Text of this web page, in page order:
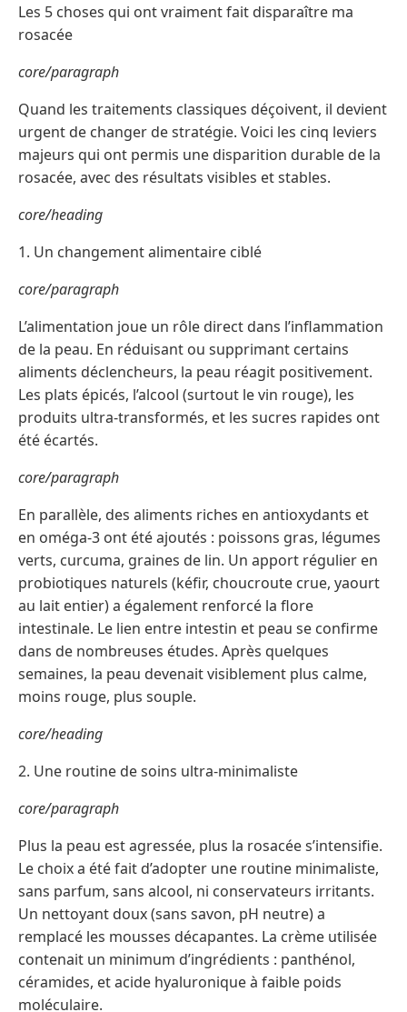
Les 5 choses qui ont vraiment fait disparaître ma
rosacée
core/paragraph
Quand les traitements classiques déçoivent, il devient
urgent de changer de stratégie. Voici les cinq leviers
majeurs qui ont permis une disparition durable de la
rosacée, avec des résultats visibles et stables.
core/heading
1. Un changement alimentaire ciblé
core/paragraph
L’alimentation joue un rôle direct dans l’inflammation
de la peau. En réduisant ou supprimant certains
aliments déclencheurs, la peau réagit positivement.
Les plats épicés, l’alcool (surtout le vin rouge), les
produits ultra-transformés, et les sucres rapides ont
été écartés.
core/paragraph
En parallèle, des aliments riches en antioxydants et
en oméga-3 ont été ajoutés : poissons gras, légumes
verts, curcuma, graines de lin. Un apport régulier en
probiotiques naturels (kéfir, choucroute crue, yaourt
au lait entier) a également renforcé la flore
intestinale. Le lien entre intestin et peau se confirme
dans de nombreuses études. Après quelques
semaines, la peau devenait visiblement plus calme,
moins rouge, plus souple.
core/heading
2. Une routine de soins ultra-minimaliste
core/paragraph
Plus la peau est agressée, plus la rosacée s’intensifie.
Le choix a été fait d’adopter une routine minimaliste,
sans parfum, sans alcool, ni conservateurs irritants.
Un nettoyant doux (sans savon, pH neutre) a
remplacé les mousses décapantes. La crème utilisée
contenait un minimum d’ingrédients : panthénol,
céramides, et acide hyaluronique à faible poids
moléculaire.